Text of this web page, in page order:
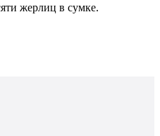
жерлиц в сумке.